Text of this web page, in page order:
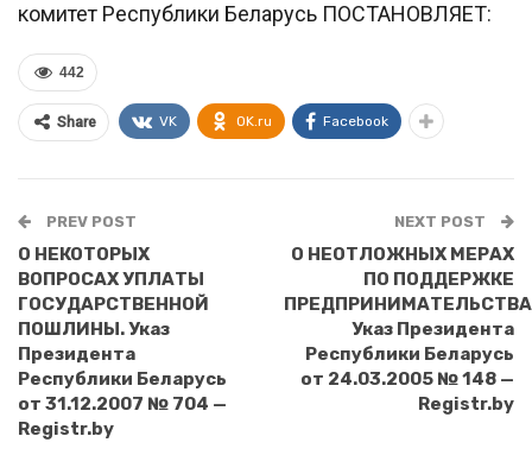
комитет Республики Беларусь ПОСТАНОВЛЯЕТ:
442
Share VK OK.ru Facebook
PREV POST
О НЕКОТОРЫХ
ВОПРОСАХ УПЛАТЫ
ГОСУДАРСТВЕННОЙ
ПОШЛИНЫ. Указ
Президента
Республики Беларусь
от 31.12.2007 № 704 —
Registr.by
NEXT POST
О НЕОТЛОЖНЫХ МЕРАХ
ПО ПОДДЕРЖКЕ
Указ Президента
Республики Беларусь
от 24.03.2005 № 148 —
Registr.by